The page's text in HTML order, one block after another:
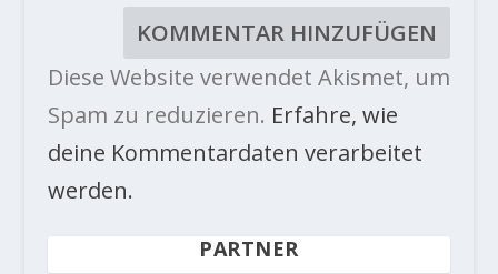
Diese Website verwendet Akismet, um
Spam zu reduzieren. Erfahre, wie
deine Kommentardaten verarbeitet
werden.
PARTNER